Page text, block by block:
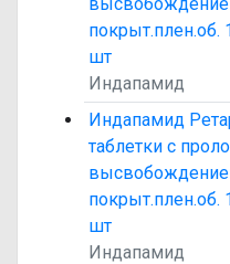
покрыт.плен.об.
шт
Индапамид
Индапамид
таблетки с
покрыт.плен.об.
шт
Индапамид